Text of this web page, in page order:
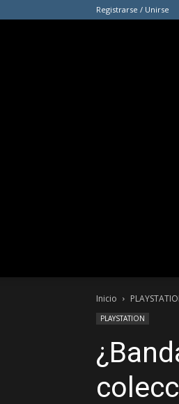
Registrarse / Unirse
Inicio
PLAYSTATION